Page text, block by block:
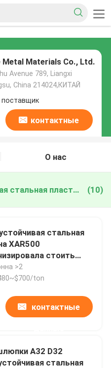
Metal Materials Co., Ltd.
Avenue 789, Liangxi
China 214024,КИТАЙ
контактные
О нас
КИТАЙ Износостойкая стальная пластина (10)
стальная
XAR500
стоить
0.6m
>2
ton
контактные
A32 D32
стальная